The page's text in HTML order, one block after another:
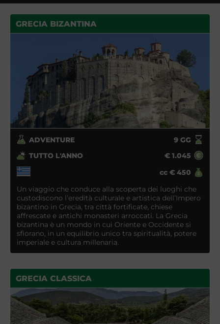
GRECIA BIZANTINA
ADVENTURE 9GG
TUTTO L'ANNO
€ 1.045
cc € 450
Un viaggio che conduce alla scoperta dei luoghi che
custodiscono l’eredità culturale e artistica dell’Impero
bizantino in Grecia, tra città fortificate, chiese
affrescate e antichi monasteri arroccati. La Grecia
bizantina è un mondo in cui Oriente e Occidente si
sfiorano, in un equilibrio unico tra spiritualità, potere
imperiale e cultura millenaria.
GRECIA CLASSICA